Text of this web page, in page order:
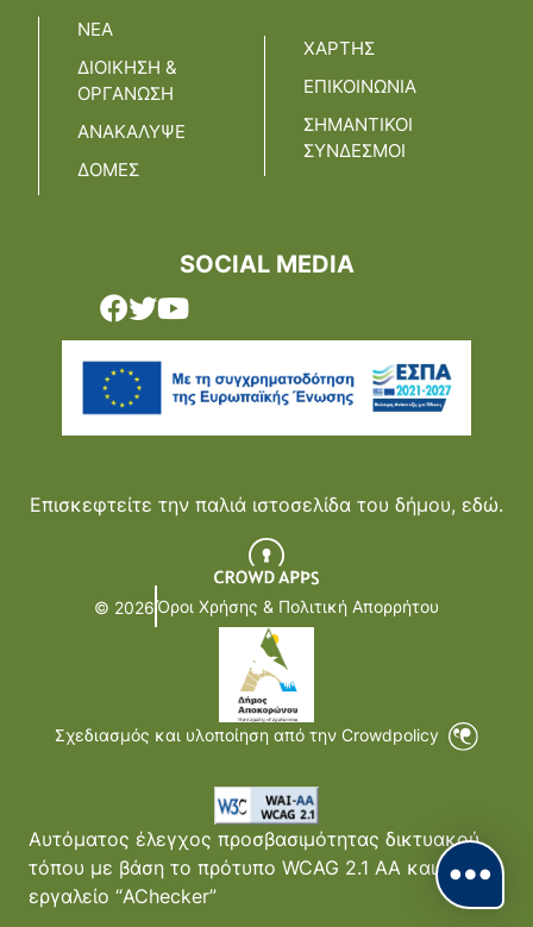
ΝΕΑ
ΔΙΟΙΚΗΣΗ &
ΟΡΓΑΝΩΣΗ
ΑΝΑΚΑΛΥΨΕ
ΔΟΜΕΣ
ΧΑΡΤΗΣ
ΕΠΙΚΟΙΝΩΝΙΑ
ΣΗΜΑΝΤΙΚΟΙ
ΣΥΝΔΕΣΜΟΙ
SOCIAL MEDIA
Επισκεφτείτε την παλιά ιστοσελίδα του δήμου, εδώ.
© 2026Όροι Χρήσης & Πολιτική Απορρήτου
Σχεδιασμός και υλοποίηση από την Crowdpolicy
Αυτόματος έλεγχος προσβασιμότητας δικτυακού
τόπου με βάση το πρότυπο WCAG 2.1 AA και με το
εργαλείο “AChecker”